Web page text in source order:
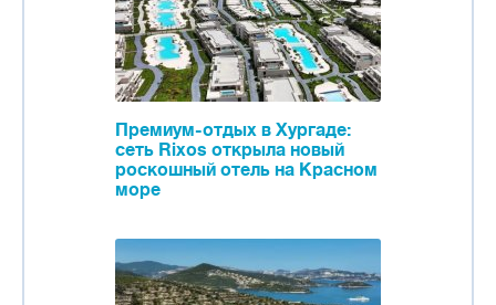
Премиум-отдых в Хургаде:
сеть Rixos открыла новый
роскошный отель на Красном
море